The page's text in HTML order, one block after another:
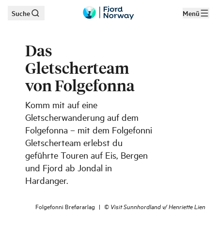
Zum Hauptinhalt
Suche Menü
Das
Gletscherteam
von Folgefonna
Komm mit auf eine
Gletscherwanderung auf dem
Folgefonna – mit dem Folgefonni
Gletscherteam erlebst du
geführte Touren auf Eis, Bergen
und Fjord ab Jondal in
Hardanger.
Folgefonni Breførarlag | © Visit Sunnhordland v/ Henriette Lien